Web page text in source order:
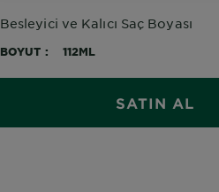
Besleyici ve Kalıcı Saç Boyası
BOYUT 112ML
SATIN AL